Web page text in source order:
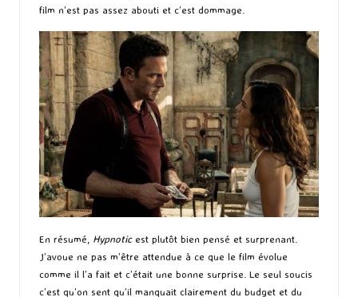
film n’est pas assez abouti et c’est dommage.
En résumé, Hypnoticest plutôt bien pensé et surprenant.
J’avoue ne pas m’être attendue à ce que le film évolue
comme il l’a fait et c’était une bonne surprise. Le seul soucis
c’est qu’on sent qu’il manquait clairement du budget et du